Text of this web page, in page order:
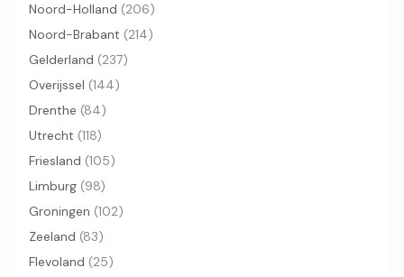
Noord-Holland (206)
Noord-Brabant (214)
Gelderland (237)
Overijssel (144)
Drenthe (84)
Utrecht (118)
Friesland (105)
Limburg (98)
Groningen (102)
Zeeland (83)
Flevoland (25)